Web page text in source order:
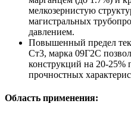
мелкозернистую
магистральных
давлением.
Повышенный предел
Ст3, марка 09Г2С
конструкций на 20-25%
прочностных
Область применения: